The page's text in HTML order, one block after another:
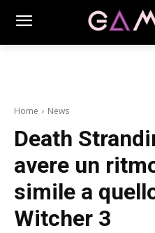
Home News
Death
avere un
simile a
Witcher 3